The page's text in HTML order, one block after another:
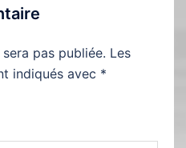
pas publiée. Les
indiqués avec *